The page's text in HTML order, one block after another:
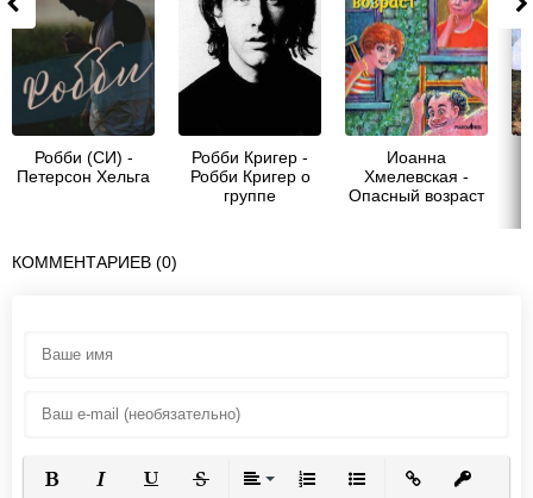
Робби (СИ) -
Петерсон Хельга
Робби Кригер -
Робби Кригер о
группе
Иоанна
Хмелевская -
Опасный возраст
КОММЕНТАРИЕВ (0)